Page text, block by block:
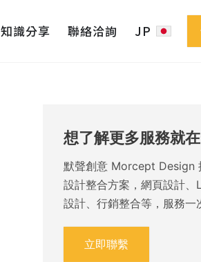
知識分享 聯絡洽詢 JP
想了解更多服務就在
默聲創意 Morcept Design
設計整合方案，網頁設計、
設計、行銷整合等，服務一
立即聯繫